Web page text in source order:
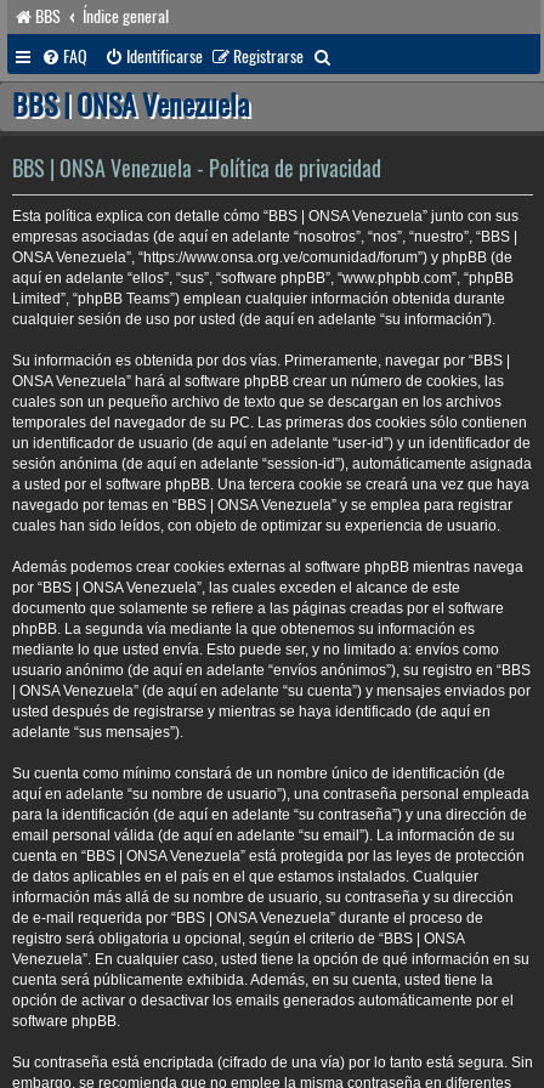
BBS
Índice general
FAQ
Identificarse Registrarse
u
a
r
BBS | ONSA Venezuela
BBS | ONSA Venezuela - Política de privacidad
Esta política explica con detalle cómo “BBS | ONSA Venezuela” junto con sus
empresas asociadas (de aquí en adelante “nosotros”, “nos”, “nuestro”, “BBS |
ONSA Venezuela”, “https://www.onsa.org.ve/comunidad/forum”) y phpBB (de
aquí en adelante “ellos”, “sus”, “software phpBB”, “www.phpbb.com”, “phpBB
Limited”, “phpBB Teams”) emplean cualquier información obtenida durante
cualquier sesión de uso por usted (de aquí en adelante “su información”).
Su información es obtenida por dos vías. Primeramente, navegar por “BBS |
ONSA Venezuela” hará al software phpBB crear un número de cookies, las
cuales son un pequeño archivo de texto que se descargan en los archivos
temporales del navegador de su PC. Las primeras dos cookies sólo contienen
un identificador de usuario (de aquí en adelante “user-id”) y un identificador de
sesión anónima (de aquí en adelante “session-id”), automáticamente asignada
a usted por el software phpBB. Una tercera cookie se creará una vez que haya
navegado por temas en “BBS | ONSA Venezuela” y se emplea para registrar
cuales han sido leídos, con objeto de optimizar su experiencia de usuario.
Además podemos crear cookies externas al software phpBB mientras navega
por “BBS | ONSA Venezuela”, las cuales exceden el alcance de este
documento que solamente se refiere a las páginas creadas por el software
phpBB. La segunda vía mediante la que obtenemos su información es
mediante lo que usted envía. Esto puede ser, y no limitado a: envíos como
usuario anónimo (de aquí en adelante “envíos anónimos”), su registro en “BBS
| ONSA Venezuela” (de aquí en adelante “su cuenta”) y mensajes enviados por
usted después de registrarse y mientras se haya identificado (de aquí en
adelante “sus mensajes”).
Su cuenta como mínimo constará de un nombre único de identificación (de
aquí en adelante “su nombre de usuario”), una contraseña personal empleada
para la identificación (de aquí en adelante “su contraseña”) y una dirección de
email personal válida (de aquí en adelante “su email”). La información de su
cuenta en “BBS | ONSA Venezuela” está protegida por las leyes de protección
de datos aplicables en el país en el que estamos instalados. Cualquier
información más allá de su nombre de usuario, su contraseña y su dirección
de e-mail requerida por “BBS | ONSA Venezuela” durante el proceso de
registro será obligatoria u opcional, según el criterio de “BBS | ONSA
Venezuela”. En cualquier caso, usted tiene la opción de qué información en su
cuenta será públicamente exhibida. Además, en su cuenta, usted tiene la
opción de activar o desactivar los emails generados automáticamente por el
software phpBB.
Su contraseña está encriptada (cifrado de una vía) por lo tanto está segura. Sin
embargo, se recomienda que no emplee la misma contraseña en diferentes